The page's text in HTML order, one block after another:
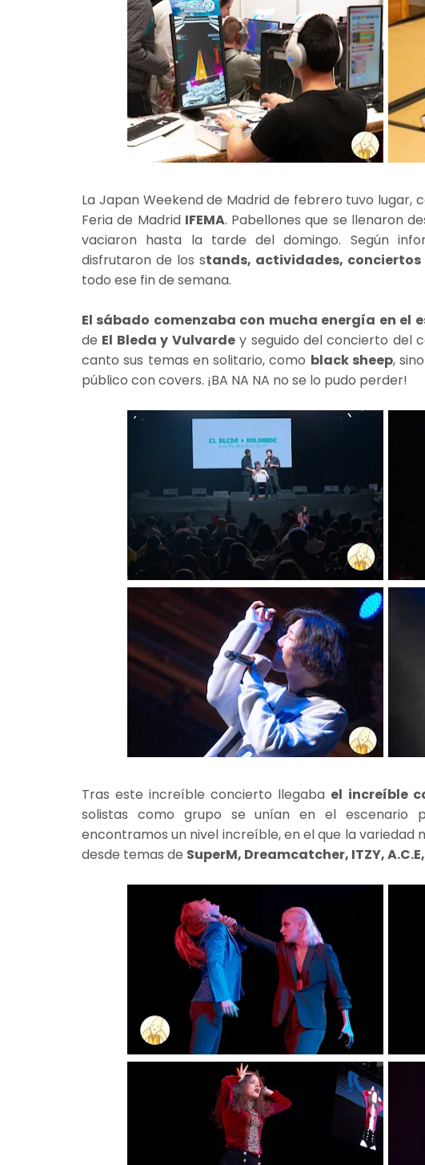
La Japan Weekend de Madrid de febrero tuvo lugar,
Feria de Madrid IFEMA. Pabellones que se llenaron
vaciaron hasta la tarde del domingo. Según
disfrutaron de los stands, actividades,
todo ese fin de semana.
El sábado comenzaba con mucha energía en el
de El Bleda y Vulvardey seguido del concierto del
canto sus temas en solitario, como black sheep,
público con covers. ¡BA NA NA no se lo pudo perder!
Tras este increíble concierto llegaba el increíble
solistas como grupo se unían en el escenario
encontramos un nivel increíble, en el que la variedad
desde temas de SuperM, Dreamcatcher, ITZY,